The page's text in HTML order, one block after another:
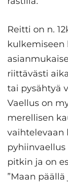
Reitti on n.
kulkemiseen
riittävästi
tai pysähtyä
Vaellus on
merellisen
vaihtelevaan
pitkin ja on
”Maan